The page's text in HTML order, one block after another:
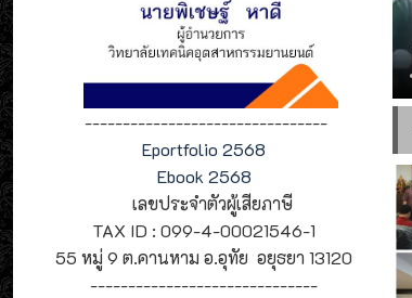
--------------------------------
Eportfolio 2568
Ebook 2568
เลขประจำตัวผู้เสียภาษี
TAX ID : 099-4-00021546-1
55 หมู่ 9 ต.คานหาม อ.อุทัย อยุธยา 13120
------------------------------